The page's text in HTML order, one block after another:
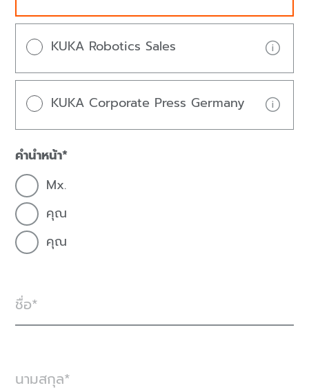
KUKA Robotics Sales
KUKA Corporate Press Germany
คำนำหน้า
Mx.
คุณ
คุณ
ชื่อ
นามสกุล